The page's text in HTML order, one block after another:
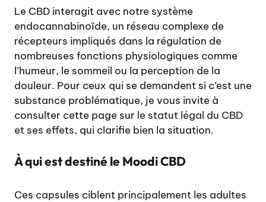
Le CBD interagit avec notre système
endocannabinoïde, un réseau complexe de
récepteurs impliqués dans la régulation de
nombreuses fonctions physiologiques comme
l’humeur, le sommeil ou la perception de la
douleur. Pour ceux qui se demandent si c’est une
substance problématique, je vous invite à
consulter cette page sur le statut légal du CBD
et ses effets, qui clarifie bien la situation.
À qui est destiné le Moodi CBD
Ces capsules ciblent principalement les adultes